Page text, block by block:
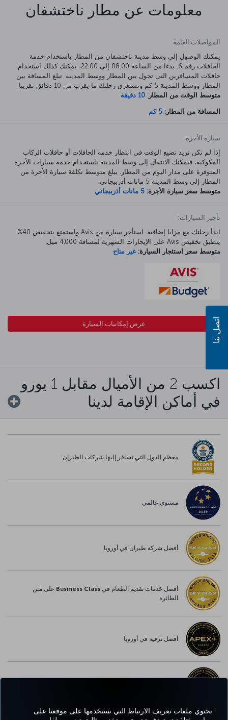
تحتوي ملفات تعريف الارتباط التي نستخدمها على موقعنا على
معلومات عن مطار ناختشفان
المواصلات العامة
يمكنك الوصول إلى وسط مدينة ناختشفان من المطار باستخدام خدمة
الحافلات رقم 6. بدءا من الساعة 08:00 إلى 22:00، يمكنك كذلك استخدام
حافلات المسافرين التي تجول بين المطار ووسط المدينة. تبلغ المسافة بين
المطار ووسط المدينة 5 كم وتستغرق رحلتك ما يقرب من 10 دقائق تقريبا.
متوسط الوقت من المطار: 10 دقيقة
المسافة من المطار: 5 كم
سيارة الأجرة:
إذا لم تكن تريد تضيع الوقت في انتظار خدمة الحافلات أو حافلات الركاب
المكوكية، فيمكنك الانتقال إلى وسط المدينة باستخدام خدمة سيارات الأجرة
المتوفرة على مدار اليوم من المطار. يبلغ متوسط تكلفة سيارة الأجرة من
المطار إلى وسط المدينة 5 مانات أذربيجاني.
متوسط سعر سيارة الأجرة: 5 مانات أذربيجاني
تأجير السيارات:
ابدأ رحلتك مع مزايا إضافية. استأجر سيارة من Avis واستمتع بتخفيض 40%.
ينطبق تخفيض Avis على الإيجارات الشهرية لمسافة 4,000 ميل.
متوسط سعر استئجار السيارة: غير متاح
عرض إمكانيات السيارة
اكسب 2 من الأميال مقابل 1 يورو
في أماكن الإقامة لدينا
معظم الدول التي تسافر إليها شركات الطيران
مستوى عالمي
أفضل شركة طيران في أوروبا
أفضل خدمات تقديم الطعام في Business Class على متن
الطائرة
أفضل ترفيه في أوروبا
اتصل بنا